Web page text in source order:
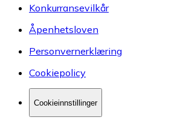
Konkurransevilkår
Åpenhetsloven
Personvernerklæring
Cookiepolicy
Cookieinnstillinger